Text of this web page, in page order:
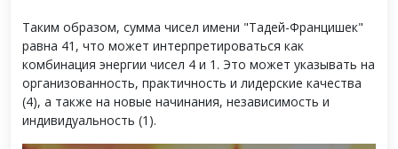
Таким образом, сумма чисел имени "Тадей-Францишек"
равна 41, что может интерпретироваться как
комбинация энергии чисел 4 и 1. Это может указывать на
организованность, практичность и лидерские качества
(4), а также на новые начинания, независимость и
индивидуальность (1).